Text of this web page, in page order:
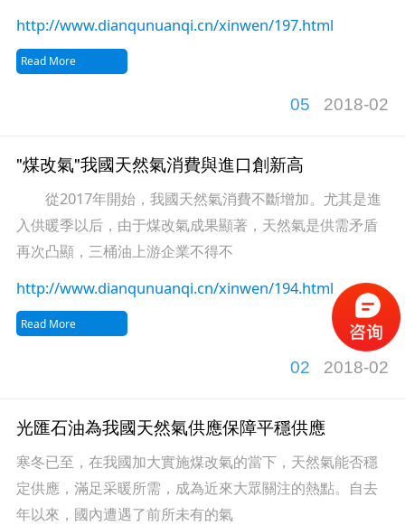
http://www.dianqunuanqi.cn/xinwen/197.html
Read More
05 2018-02
"煤改氣"我國天然氣消費與進口創新高
從2017年開始，我國天然氣消費不斷增加。尤其是進
入供暖季以后，由于煤改氣成果顯著，天然氣是供需矛盾
再次凸顯，三桶油上游企業不得不
http://www.dianqunuanqi.cn/xinwen/194.html
Read More
02 2018-02
光匯石油為我國天然氣供應保障平穩供應
寒冬已至，在我國加大實施煤改氣的當下，天然氣能否穩
定供應，滿足采暖所需，成為近來大眾關注的熱點。自去
年以來，國內遭遇了前所未有的氣